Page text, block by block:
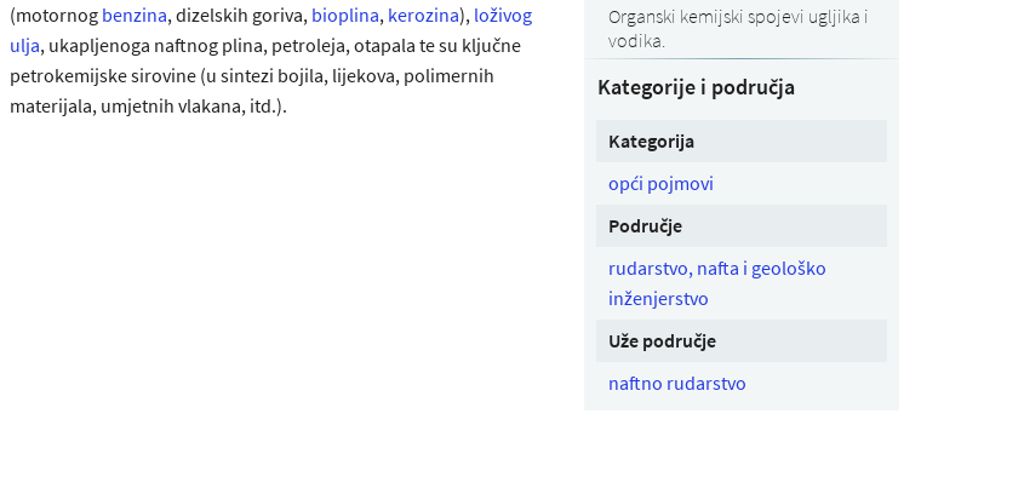
(motornog benzina, dizelskih goriva, bioplina, kerozina), loživog
ulja, ukapljenoga naftnog plina, petroleja, otapala te su ključne
petrokemijske sirovine (u sintezi bojila, lijekova, polimernih
materijala, umjetnih vlakana, itd.).
Organski kemijski spojevi ugljika i
vodika.
Kategorije i područja
Kategorija
opći pojmovi
Područje
rudarstvo, nafta i geološko
inženjerstvo
Uže područje
naftno rudarstvo